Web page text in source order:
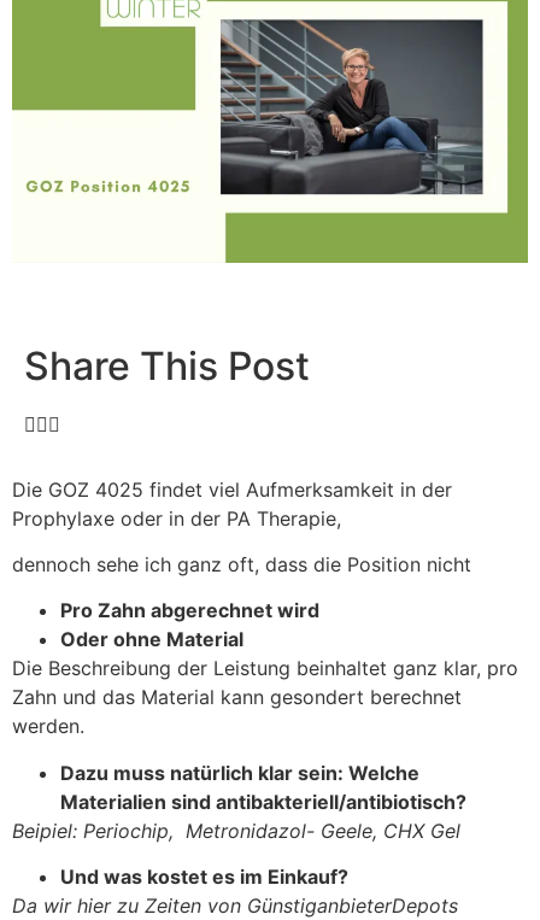
Share This Post
Die GOZ 4025 findet viel Aufmerksamkeit in der
Prophylaxe oder in der PA Therapie,
dennoch sehe ich ganz oft, dass die Position nicht
Pro Zahn abgerechnet wird
Oder ohne Material
Die Beschreibung der Leistung beinhaltet ganz klar, pro
Zahn und das Material kann gesondert berechnet
werden.
Dazu muss natürlich klar sein: Welche
Materialien sind antibakteriell/antibiotisch?
Beipiel: Periochip, Metronidazol- Geele, CHX Gel
Und was kostet es im Einkauf?
Da wir hier zu Zeiten von GünstiganbieterDepots